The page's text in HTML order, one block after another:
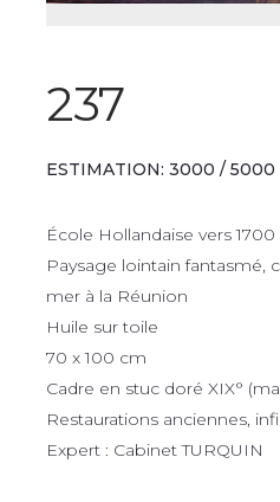
237
ESTIMATION: 3000 /
École Hollandaise vers 1700
Paysage lointain fantasmé,
mer à la Réunion
Huile sur toile
70 x 100 cm
Cadre en stuc doré XIX°
Restaurations anciennes,
Expert : Cabinet TURQUIN